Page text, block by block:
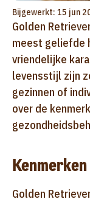
Bijgewerkt: 15 jun
Golden
meest geliefde
vriendelijke
levensstijl zijn
gezinnen of
over de
Golden